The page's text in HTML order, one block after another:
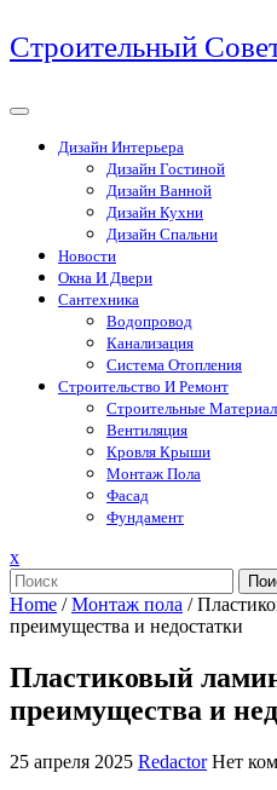
Перейти
к
Строительный
Дизайн Интерьера
Дизайн Гостиной
Дизайн Ванной
Дизайн Кухни
Дизайн Спальни
Новости
Окна И Двери
Сантехника
Водопровод
Канализация
Система Отопления
Строительство И Ремонт
Строительные
Вентиляция
Кровля Крыши
Монтаж Пола
Фасад
Фундамент
xЗакрыть
меню
Home /Монтаж пола /
преимущества и недостатки
Пластиковый
преимущества и
25 апреля 2025 Redactor Нет